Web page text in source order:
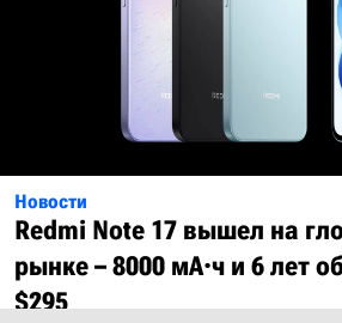
Новости
Redmi Note 17 вышел на
рынке – 8000 мА·ч и 6 лет
$295